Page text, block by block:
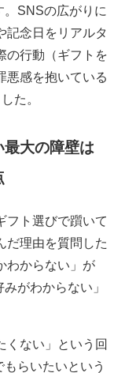
。SNSの広がりに
記念日をリアルタ
の行動（ギフトを
悪感を抱いている
た。
大の障壁は
フト選びで躓いて
だ理由を質問した
わからない」が
がわからない」
くない」という回
らいたいという